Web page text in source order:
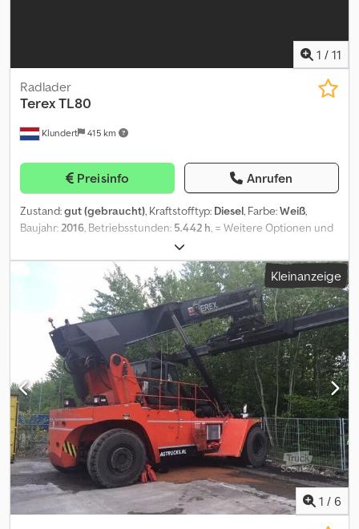
1 / 11
Klundert 415 km
Radlader
TerexTL80
Preisinfo Anrufen
Zustand:gut (gebraucht), Kraftstofftyp: Diesel, Farbe:Weiß,
Baujahr:2016, Betriebsstunden: 5.442 h, = Weitere Optionen und
Zubehör = - Schnellwechseleinsatz = Anmerkungen = MACHINE:
Wheel loader BRAND: Terex Dwjdpfewzg Spjx Anmja MODEL: TL80
CONSTRUCTION YEAR: 2016 ENGINE: Diesel HOURS: 5442
TRANSMISSION: Automatic FORKS: Yes BUCKET: Yes QUICK-
EXCHANGE: Hydraulic COLOR: Original ID43386 = Weitere
Informationen = Baujahr: 2016 Zylinderzahl: 4 Leergewicht: 4.900
kg Technischer Zustand: gut Optischer Zustand: gut Preis: Auf
Anfrage Wenden Sie sich an Corne van Dueren den Hollander
oder Roland, um weitere Informationen zu erhalten.
Kleinanzeige
1 / 6